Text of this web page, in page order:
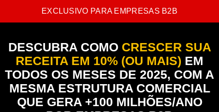
EXCLUSIVO PARA EMPRESAS B2B
DESCUBRA COMO CRESCER SUA
RECEITA EM 10% (OU MAIS) EM
TODOS OS MESES DE 2025, COM A
MESMA ESTRUTURA COMERCIAL
QUE GERA +100 MILHÕES/ANO